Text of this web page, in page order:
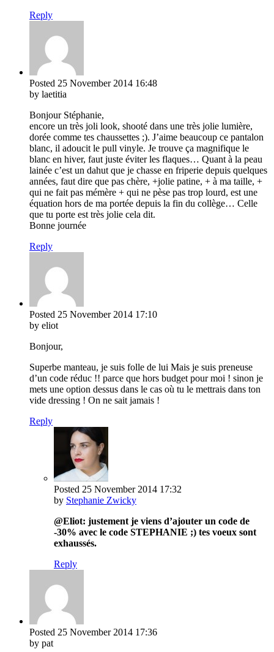
Reply
Posted 25 November 2014 16:48
by laetitia
Bonjour Stéphanie,
encore un très joli look, shooté dans une très jolie lumière,
dorée comme tes chaussettes ;). J’aime beaucoup ce pantalon
blanc, il adoucit le pull vinyle. Je trouve ça magnifique le
blanc en hiver, faut juste éviter les flaques… Quant à la peau
lainée c’est un dahut que je chasse en friperie depuis quelques
années, faut dire que pas chère, +jolie patine, + à ma taille, +
qui ne fait pas mémère + qui ne pèse pas trop lourd, est une
équation hors de ma portée depuis la fin du collège… Celle
que tu porte est très jolie cela dit.
Bonne journée
Reply
Posted 25 November 2014 17:10
by eliot
Bonjour,
Superbe manteau, je suis folle de lui Mais je suis preneuse
d’un code réduc !! parce que hors budget pour moi ! sinon je
mets une option dessus dans le cas où tu le mettrais dans ton
vide dressing ! On ne sait jamais !
Reply
Posted 25 November 2014 17:32
by Stephanie Zwicky
@Eliot: justement je viens d’ajouter un code de
-30% avec le code STEPHANIE ;) tes voeux sont
exhaussés.
Reply
Posted 25 November 2014 17:36
by pat